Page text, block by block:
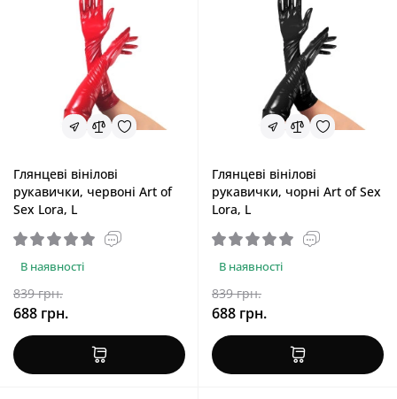
Глянцеві вінілові
рукавички, червоні Art of
Sex Lora, L
В наявності
839 грн.
688 грн.
Глянцеві вінілові
рукавички, чорні Art of Sex
Lora, L
В наявності
839 грн.
688 грн.